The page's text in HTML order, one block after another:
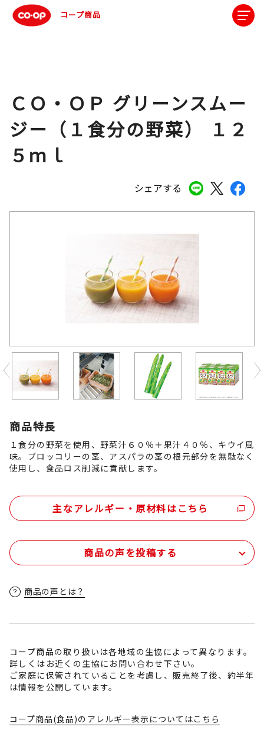
コープ商品
シェアする
ＣＯ・ＯＰ グリーンスムー
ジー（１食分の野菜） １２
５ｍｌ
Previous
商品特長
１食分の野菜を使用、野菜汁６０％＋果汁４０％、キウイ風
味。ブロッコリーの茎、アスパラの茎の根元部分を無駄なく
使用し、食品ロス削減に貢献します。
主なアレルギー・原材料はこちら
商品の声を投稿する
商品の声とは？
コープ商品の取り扱いは各地域の生協によって異なります。
詳しくはお近くの生協にお問い合わせ下さい。
ご家庭に保管されていることを考慮し、販売終了後、約半年
は情報を公開しています。
コープ商品(食品)のアレルギー表示についてはこちら